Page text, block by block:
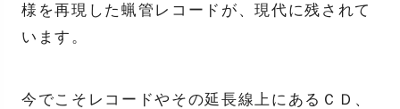
様を再現した蝋管レコードが、現代に残されて
います。
今でこそレコードやその延長線上にあるＣＤ、